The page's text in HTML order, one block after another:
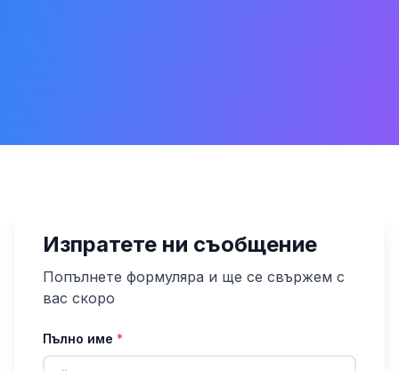
Изпратете ни съобщение
Попълнете формуляра и ще се свържем с
вас скоро
Пълно име *